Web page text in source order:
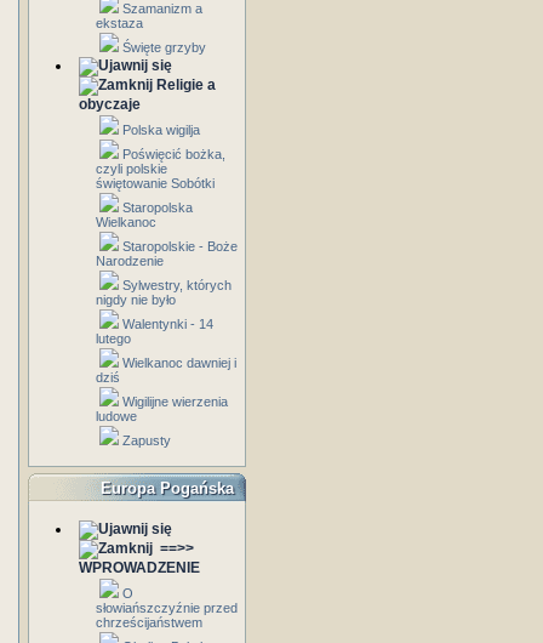
Szamanizm a
ekstaza
Święte grzyby
Religie a
obyczaje
Polska wigilja
Poświęcić bożka,
czyli polskie
świętowanie Sobótki
Staropolska
Wielkanoc
Staropolskie - Boże
Narodzenie
Sylwestry, których
nigdy nie było
Walentynki - 14
lutego
Wielkanoc dawniej i
dziś
Wigilijne wierzenia
ludowe
Zapusty
Europa Pogańska
==>>
WPROWADZENIE
O
słowiańszczyźnie przed
chrześcijaństwem